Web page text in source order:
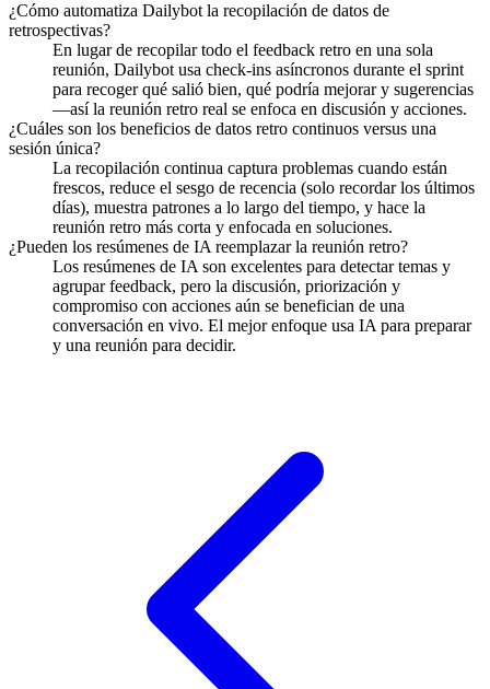
¿Cómo automatiza Dailybot la recopilación de datos de
retrospectivas?
En lugar de recopilar todo el feedback retro en una sola
reunión, Dailybot usa check-ins asíncronos durante el sprint
para recoger qué salió bien, qué podría mejorar y sugerencias
—así la reunión retro real se enfoca en discusión y acciones.
¿Cuáles son los beneficios de datos retro continuos versus una
sesión única?
La recopilación continua captura problemas cuando están
frescos, reduce el sesgo de recencia (solo recordar los últimos
días), muestra patrones a lo largo del tiempo, y hace la
reunión retro más corta y enfocada en soluciones.
¿Pueden los resúmenes de IA reemplazar la reunión retro?
Los resúmenes de IA son excelentes para detectar temas y
agrupar feedback, pero la discusión, priorización y
compromiso con acciones aún se benefician de una
conversación en vivo. El mejor enfoque usa IA para preparar
y una reunión para decidir.